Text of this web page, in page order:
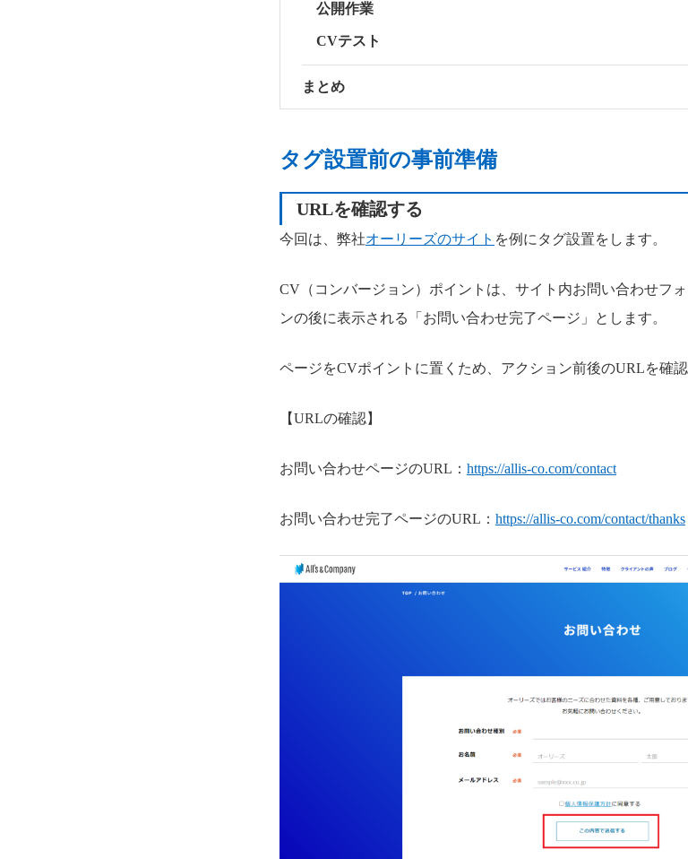
公開作業
CVテスト
まとめ
タグ設置前の事前準備
URLを確認する
今回は、弊社オーリーズのサイト を例にタグ設置をします。
CV（コンバージョン）ポイントは、サイト内お問い合わせフ
ンの後に表示される「お問い合わせ完了ページ」とします。
ページをCVポイントに置くため、アクション前後のURLを確認
【URLの確認】
お問い合わせページのURL： https://allis-co.com/contact
お問い合わせ完了ページのURL： https://allis-co.com/contact/thanks